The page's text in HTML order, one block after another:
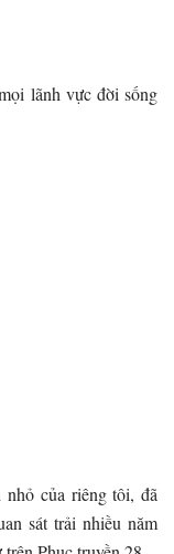
lãnh vực đời sống
của riêng tôi, đã
sát trải nhiều năm